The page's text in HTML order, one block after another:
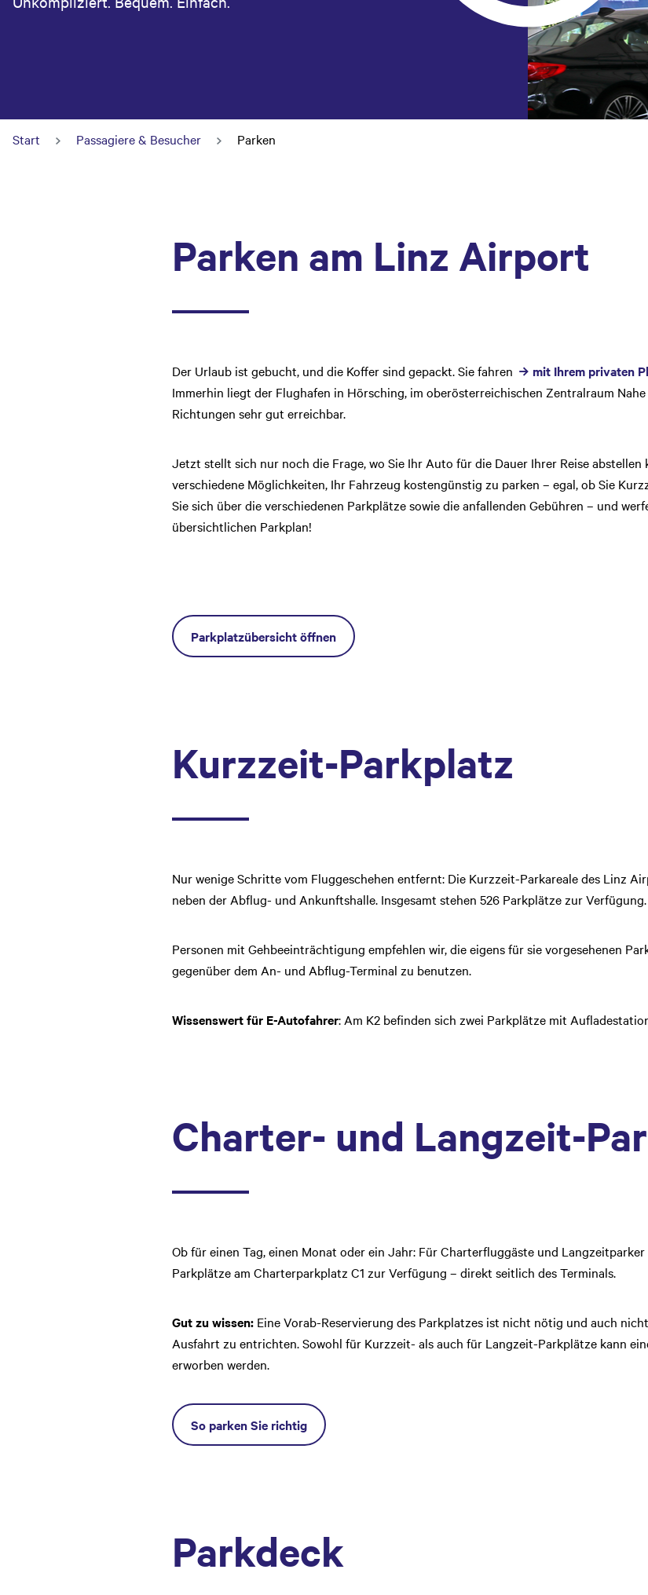
Start Passagiere & Besucher Parken
Parken am Linz Airport
Der Urlaub ist gebucht, und die Koffer sind gepackt. Sie fahren mit Ihrem privaten
Immerhin liegt der Flughafen in Hörsching, im oberösterreichischen Zentralraum
Richtungen sehr gut erreichbar.
Jetzt stellt sich nur noch die Frage, wo Sie Ihr Auto für die Dauer Ihrer Reise abstellen
verschiedene Möglichkeiten, Ihr Fahrzeug kostengünstig zu parken – egal, ob Sie
Sie sich über die verschiedenen Parkplätze sowie die anfallenden Gebühren – und
übersichtlichen Parkplan!
Parkplatzübersicht öffnen
Kurzzeit-Parkplatz
Nur wenige Schritte vom Fluggeschehen entfernt: Die Kurzzeit-Parkareale des Linz
neben der Abflug- und Ankunftshalle. Insgesamt stehen 526 Parkplätze zur Verfügung.
Personen mit Gehbeeinträchtigung empfehlen wir, die eigens für sie vorgesehenen
gegenüber dem An- und Abflug-Terminal zu benutzen.
Wissenswert für E-Autofahrer: Am K2 befinden sich zwei Parkplätze mit
Charter- und Langzeit-
Ob für einen Tag, einen Monat oder ein Jahr: Für Charterfluggäste und
Parkplätze am Charterparkplatz C1 zur Verfügung – direkt seitlich des Terminals.
Gut zu wissen:Eine Vorab-Reservierung des Parkplatzes ist nicht nötig und auch
Ausfahrt zu entrichten. Sowohl für Kurzzeit- als auch für Langzeit-Parkplätze kann
erworben werden.
So parken Sie richtig
Parkdeck